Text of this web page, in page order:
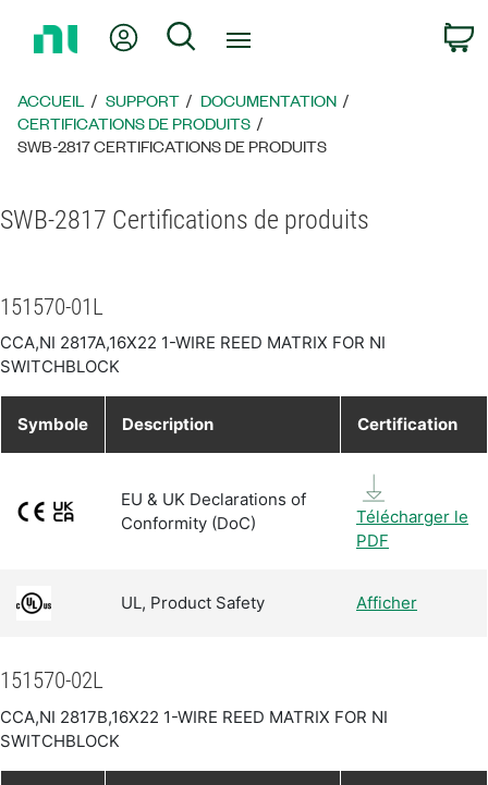
page
d’accueil
Mon compteRechercher
ACCUEIL SUPPORT
DOCUMENTATION
CERTIFICATIONS DE PRODUITS
SWB-2817 CERTIFICATIONS DE PRODUITS
SWB-2817 Certifications de produits
151570-01L
CCA,NI 2817A,16X22 1-WIRE REED MATRIX FOR NI
SWITCHBLOCK
Symbole Description Certification
EU & UK Declarations of
Conformity (DoC)
Télécharger le
PDF
UL, Product Safety Afficher
151570-02L
CCA,NI 2817B,16X22 1-WIRE REED MATRIX FOR NI
SWITCHBLOCK